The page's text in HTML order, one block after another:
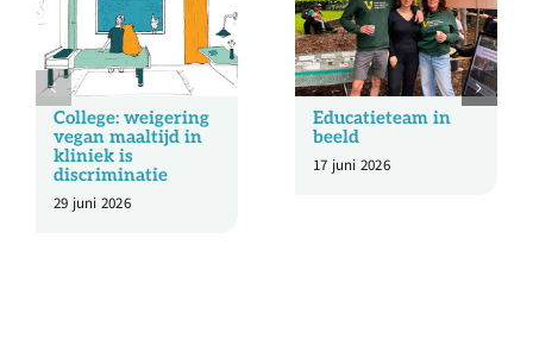
College: weigering
vegan maaltijd in
kliniek is
discriminatie
29 juni 2026
Educatieteam in
beeld
17 juni 2026